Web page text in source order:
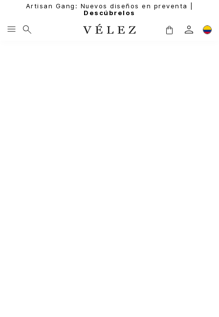
Artisan Gang: Nuevos diseños en preventa |
Descúbrelos